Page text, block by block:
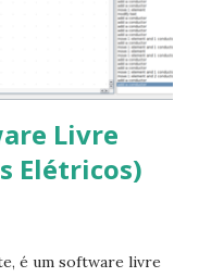
execute: $ sudo
installer
Livre
Elétricos)
é um software livre